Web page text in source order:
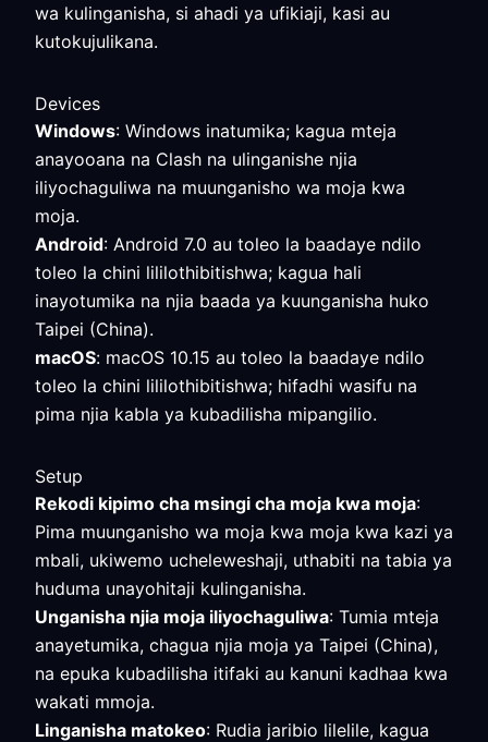
wa kulinganisha, si ahadi ya ufikiaji, kasi au
kutokujulikana.
Devices
Windows: Windows inatumika; kagua mteja
anayooana na Clash na ulinganishe njia
iliyochaguliwa na muunganisho wa moja kwa
moja.
Android: Android 7.0 au toleo la baadaye ndilo
toleo la chini lililothibitishwa; kagua hali
inayotumika na njia baada ya kuunganisha huko
Taipei (China).
macOS: macOS 10.15 au toleo la baadaye ndilo
toleo la chini lililothibitishwa; hifadhi wasifu na
pima njia kabla ya kubadilisha mipangilio.
Setup
Rekodi kipimo cha msingi cha moja kwa moja:
Pima muunganisho wa moja kwa moja kwa kazi ya
mbali, ukiwemo ucheleweshaji, uthabiti na tabia ya
huduma unayohitaji kulinganisha.
Unganisha njia moja iliyochaguliwa: Tumia mteja
anayetumika, chagua njia moja ya Taipei (China),
na epuka kubadilisha itifaki au kanuni kadhaa kwa
wakati mmoja.
Linganisha matokeo: Rudia jaribio lilelile, kagua